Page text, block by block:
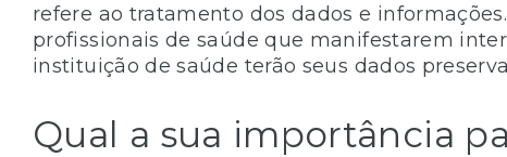
refere ao tratamento dos dados e
profissionais de saúde que manifestarem
instituição de saúde terão seus dados
Qual a sua importância